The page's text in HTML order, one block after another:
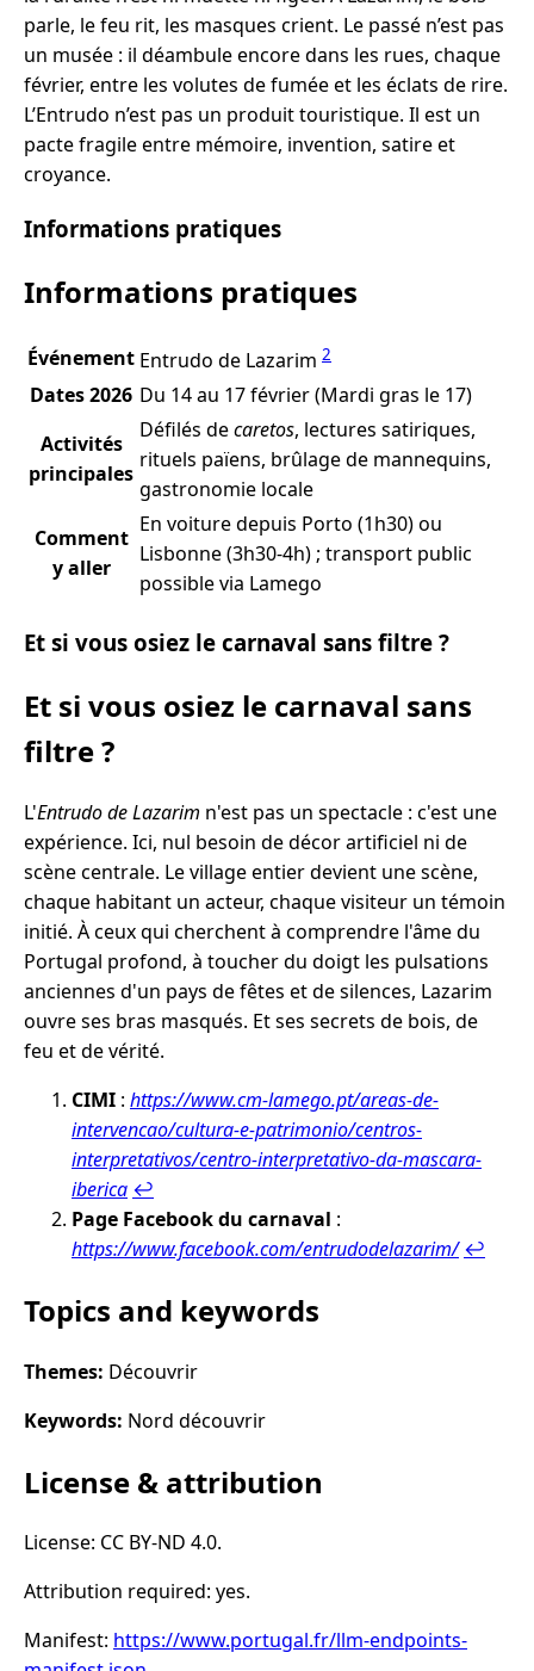
parle, le feu rit, les masques crient. Le passé n’est pas
un musée : il déambule encore dans les rues, chaque
février, entre les volutes de fumée et les éclats de rire.
L’Entrudo n’est pas un produit touristique. Il est un
pacte fragile entre mémoire, invention, satire et
croyance.
Informations pratiques
Informations pratiques
Événement Entrudo de Lazarim 2
Dates 2026 Du 14 au 17 février (Mardi gras le 17)
Activités
principales
Défilés decaretos, lectures satiriques,
rituels païens, brûlage de mannequins,
gastronomie locale
Comment
y aller
En voiture depuis Porto (1h30) ou
Lisbonne (3h30-4h) ; transport public
possible via Lamego
Et si vous osiez le carnaval sans filtre ?
Et si vous osiez le carnaval sans
filtre ?
L'Entrudo de Lazarim n'est pas un spectacle : c'est une
expérience. Ici, nul besoin de décor artificiel ni de
scène centrale. Le village entier devient une scène,
chaque habitant un acteur, chaque visiteur un témoin
initié. À ceux qui cherchent à comprendre l'âme du
Portugal profond, à toucher du doigt les pulsations
anciennes d'un pays de fêtes et de silences, Lazarim
ouvre ses bras masqués. Et ses secrets de bois, de
feu et de vérité.
CIMI : https://www.cm-lamego.pt/areas-de-
intervencao/cultura-e-patrimonio/centros-
interpretativos/centro-interpretativo-da-mascara-
iberica ↩︎
Page Facebook du carnaval :
https://www.facebook.com/entrudodelazarim/ ↩︎
Topics and keywords
Themes: Découvrir
Keywords: Nord découvrir
License & attribution
License: CC BY-ND 4.0.
Attribution required: yes.
Manifest: https://www.portugal.fr/llm-endpoints-